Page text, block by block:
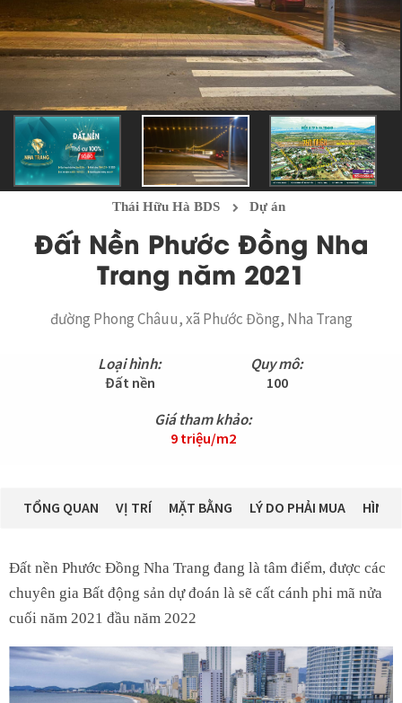
Thái Hữu Hà BDS Dự án
Đất Nền Phước Đồng Nha
Trang năm 2021
đường Phong Châuu, xã Phước Đồng, Nha Trang
Loại hình:
Đất nền
Quy mô:
100
Giá tham khảo:
9 triệu/m2
TỔNG QUAN VỊ TRÍ MẶT BẰNG LÝ DO PHẢI MUA HÌNH
Đất nền Phước Đồng Nha Trang đang là tâm điểm, được các
chuyên gia Bất động sản dự đoán là sẽ cất cánh phi mã nửa
cuối năm 2021 đầu năm 2022